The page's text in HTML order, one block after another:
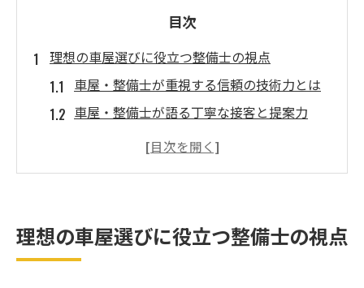
目次
理想の車屋選びに役立つ整備士の視点
車屋・整備士が重視する信頼の技術力とは
車屋・整備士が語る丁寧な接客と提案力
車屋・整備士目線で見るアフターケア充実
車屋・整備士が注目する最新カスタム技術
理想の車屋選びに役立つ整備士の視点